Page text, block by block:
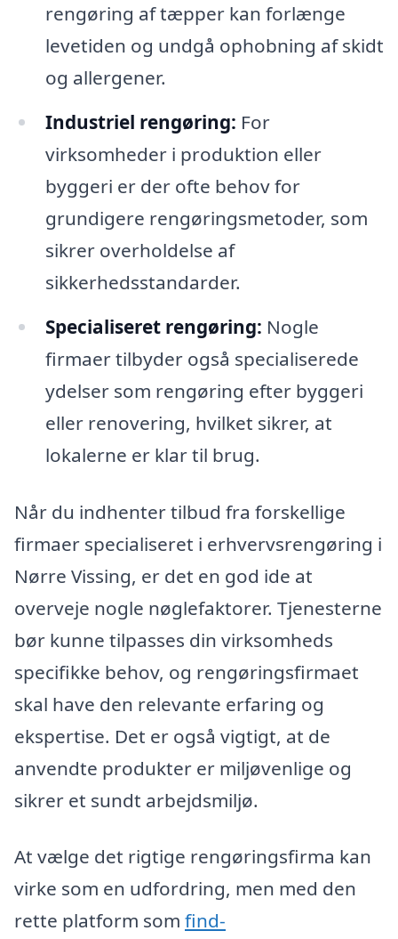
rengøring af tæpper kan forlænge
levetiden og undgå ophobning af skidt
og allergener.
Industriel rengøring: For
virksomheder i produktion eller
byggeri er der ofte behov for
grundigere rengøringsmetoder, som
sikrer overholdelse af
sikkerhedsstandarder.
Specialiseret rengøring: Nogle
firmaer tilbyder også specialiserede
ydelser som rengøring efter byggeri
eller renovering, hvilket sikrer, at
lokalerne er klar til brug.
Når du indhenter tilbud fra forskellige
firmaer specialiseret i erhvervsrengøring i
Nørre Vissing, er det en god ide at
overveje nogle nøglefaktorer. Tjenesterne
bør kunne tilpasses din virksomheds
specifikke behov, og rengøringsfirmaet
skal have den relevante erfaring og
ekspertise. Det er også vigtigt, at de
anvendte produkter er miljøvenlige og
sikrer et sundt arbejdsmiljø.
At vælge det rigtige rengøringsfirma kan
virke som en udfordring, men med den
rette platform som find-